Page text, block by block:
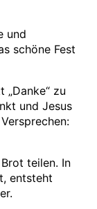
und
schöne Fest
zu
und Jesus
teilen. In
entsteht